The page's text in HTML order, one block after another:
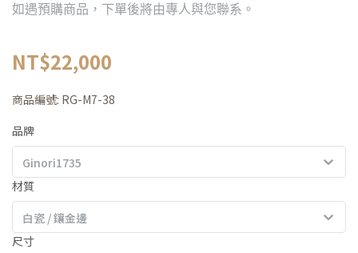
如遇預購商品，下單後將由專人與您聯系。
NT$22,000
商品編號: RG-M7-38
品牌
Ginori1735
材質
白瓷 / 鑲金邊
尺寸